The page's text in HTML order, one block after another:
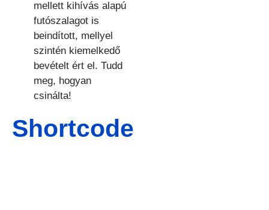
mellett kihívás alapú
futószalagot is
beindított, mellyel
szintén kiemelkedő
bevételt ért el. Tudd
meg, hogyan
csinálta!
Shortcode